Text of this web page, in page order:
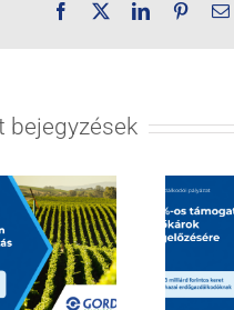
Facebook LinkedIn
bejegyzések